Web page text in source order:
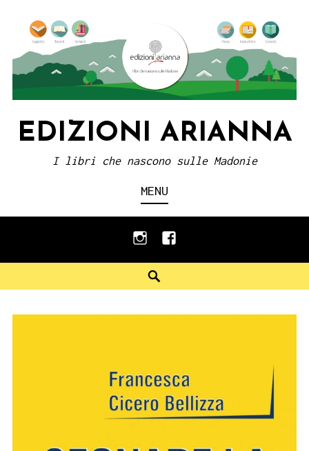
content
EDIZIONI ARIANNA
I libri che nascono sulle Madonie
MENU
instagramfacebook